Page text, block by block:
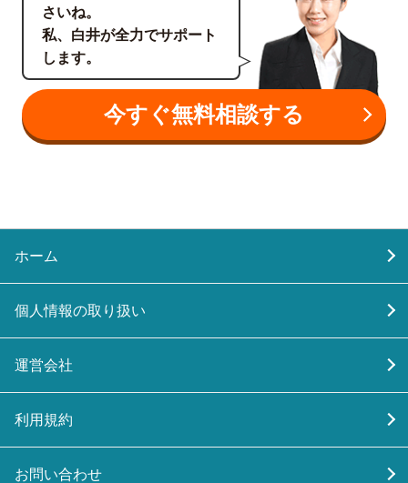
さいね。
私、白井が全力でサポート
します。
今すぐ無料相談する
ホーム
個人情報の取り扱い
運営会社
利用規約
お問い合わせ